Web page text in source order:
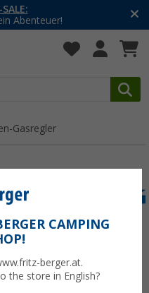
Abenteuer!
Gasregler
CAMPING
berger.at.
the store in English?